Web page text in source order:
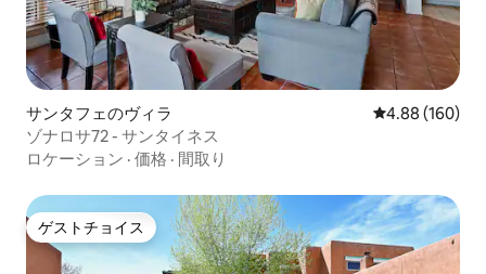
サンタフェのヴィラ レビュー160
4.88 (160)
ゾナロサ72 - サンタイネス
ロケーション · 価格 · 間取り
ゲストチョイス
ゲストチョイス